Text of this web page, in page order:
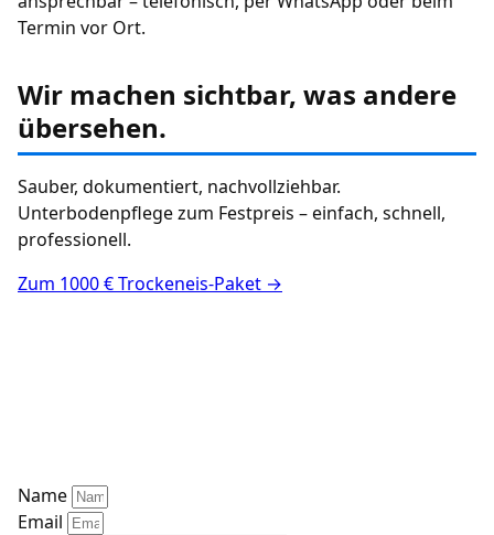
Termin vor Ort.
Wir machen sichtbar, was andere
übersehen.
Sauber, dokumentiert, nachvollziehbar.
Unterbodenpflege zum Festpreis – einfach, schnell,
professionell.
Zum 1000 € Trockeneis-Paket →
Name
Email